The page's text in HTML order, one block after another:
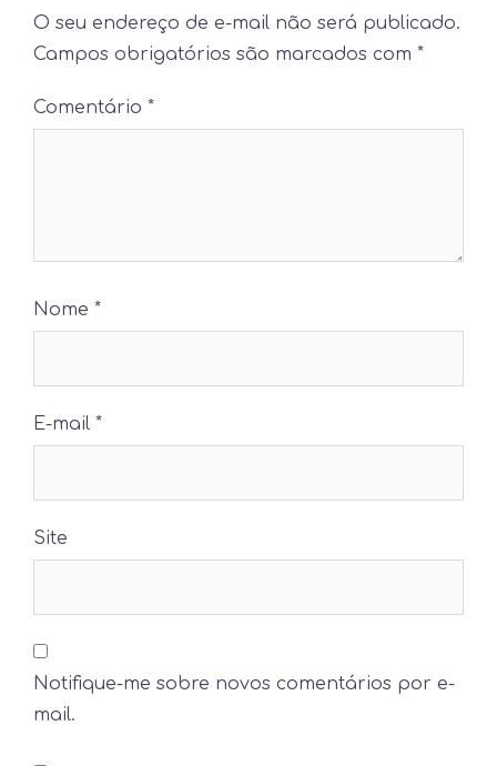
O seu endereço de e-mail não será publicado.
Campos obrigatórios são marcados com *
Comentário *
Nome *
E-mail *
Site
Notifique-me sobre novos comentários por e-
mail.